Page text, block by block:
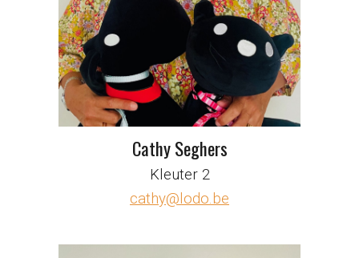
Cathy Seghers
Kleuter 2
cathy@lodo.be